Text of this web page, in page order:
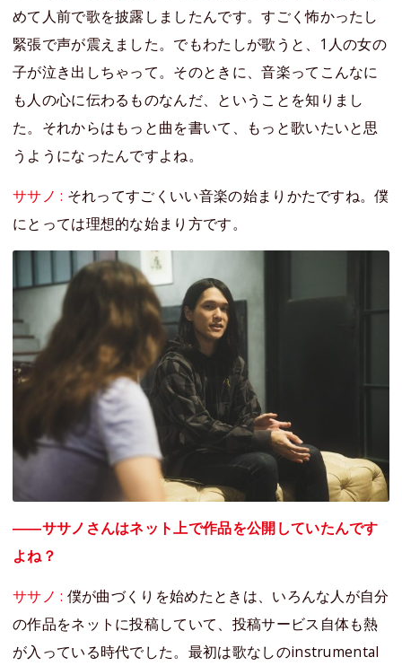
めて人前で歌を披露しましたんです。すごく怖かったし
緊張で声が震えました。でもわたしが歌うと、1人の女の
子が泣き出しちゃって。そのときに、音楽ってこんなに
も人の心に伝わるものなんだ、ということを知りまし
た。それからはもっと曲を書いて、もっと歌いたいと思
うようになったんですよね。
ササノ : それってすごくいい音楽の始まりかたですね。僕
にとっては理想的な始まり方です。
――ササノさんはネット上で作品を公開していたんです
よね？
ササノ : 僕が曲づくりを始めたときは、いろんな人が自分
の作品をネットに投稿していて、投稿サービス自体も熱
が入っている時代でした。最初は歌なしのinstrumental